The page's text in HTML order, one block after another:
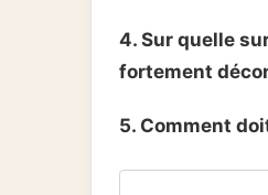
4. Sur quelle
fortement
5. Comment